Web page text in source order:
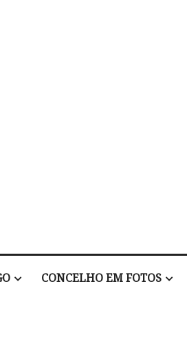
CONCELHO EM FOTOS